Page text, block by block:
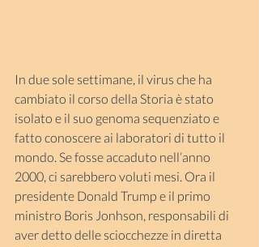
In due sole settimane, il virus che ha
cambiato il corso della Storia è stato
isolato e il suo genoma sequenziato e
fatto conoscere ai laboratori di tutto il
mondo. Se fosse accaduto nell’anno
2000, ci sarebbero voluti mesi. Ora il
presidente Donald Trump e il primo
ministro Boris Jonhson, responsabili di
aver detto delle sciocchezze in diretta